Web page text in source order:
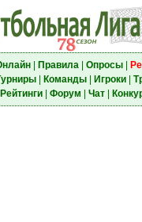
| Правила| Опросы|
| Команды| Игроки|
Рейтинги| Форум Чат|